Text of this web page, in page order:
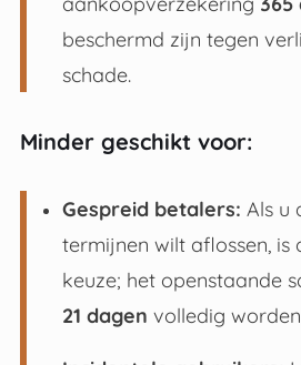
beschermd zijn tegen
schade.
Minder geschikt voor:
Gespreid betalers: Als u
termijnen wilt aflossen, is
keuze; het openstaande
21 dagen volledig